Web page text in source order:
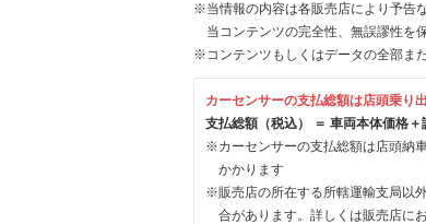
※当情報の内容は各販売店により予告
当コンテンツの完全性、無誤謬性を
※コンテンツもしくはデータの全部ま
カーセンサーの支払総額は店頭乗り
支払総額（税込） ＝ 車両本体価格＋
※カーセンサーの支払総額は店頭納
かかります
※販売店の所在する所轄運輸支局以
合があります。詳しくは販売店に